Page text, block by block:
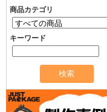
商品カテゴリ
キーワード